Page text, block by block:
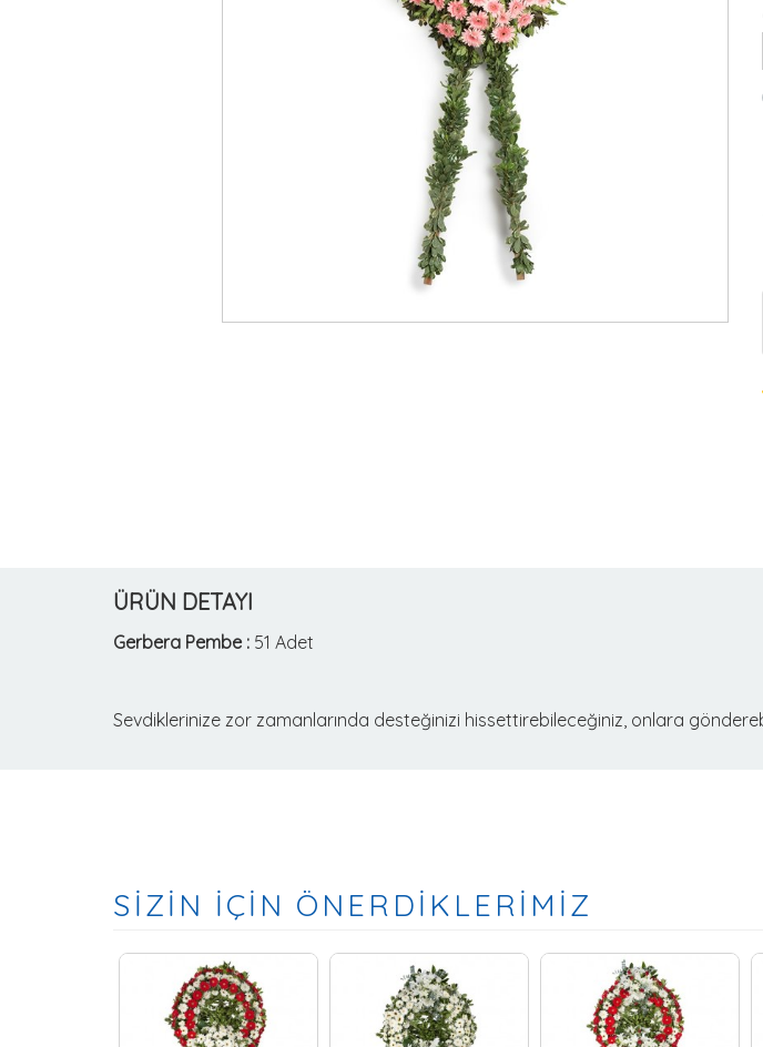
ÜRÜN DETAYI
Gerbera Pembe : 51 Adet
Sevdiklerinize zor zamanlarında desteğinizi hissettirebileceğiniz, onlara
SİZİN İÇİN ÖNERDİKLERİMİZ